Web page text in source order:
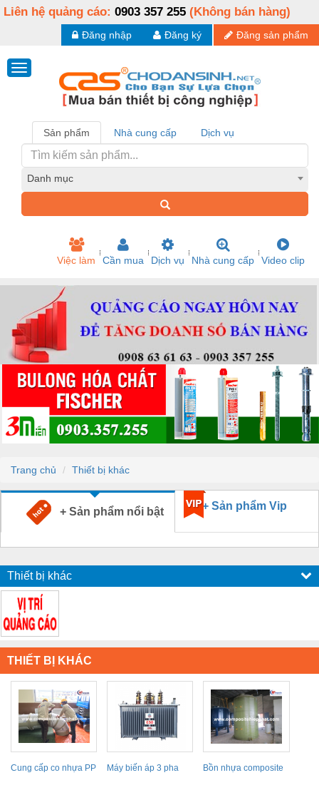
Liên hệ quảng cáo: 0903 357 255 (Không bán hàng)
Đăng sản phẩm
Đăng ký
Đăng nhập
Sản phẩm Nhà cung cấp Dịch vụ
Danh mục
Việc làm Cần mua Dịch vụ Nhà cung cấp Video clip
Trang chủ Thiết bị khác
+ Sản phẩm nổi bật + Sản phẩm Vip
Thiết bị khác
THIẾT BỊ KHÁC
Cung cấp co nhựa PP
Máy biến áp 3 pha
Bồn nhựa composite